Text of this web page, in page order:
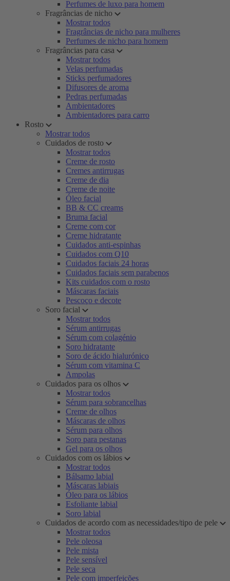
Perfumes de luxo para homem
Fragrâncias de nicho
Mostrar todos
Fragrâncias de nicho para mulheres
Perfumes de nicho para homem
Fragrâncias para casa
Mostrar todos
Velas perfumadas
Sticks perfumadores
Difusores de aroma
Pedras perfumadas
Ambientadores
Ambientadores para carro
Rosto
Mostrar todos
Cuidados de rosto
Mostrar todos
Creme de rosto
Cremes antirrugas
Creme de dia
Creme de noite
Óleo facial
BB & CC creams
Bruma facial
Creme com cor
Creme hidratante
Cuidados anti-espinhas
Cuidados com Q10
Cuidados faciais 24 horas
Cuidados faciais sem parabenos
Kits cuidados com o rosto
Máscaras faciais
Pescoço e decote
Soro facial
Mostrar todos
Sérum antirrugas
Sérum com colagénio
Soro hidratante
Soro de ácido hialurónico
Sérum com vitamina C
Ampolas
Cuidados para os olhos
Mostrar todos
Sérum para sobrancelhas
Creme de olhos
Máscaras de olhos
Sérum para olhos
Soro para pestanas
Gel para os olhos
Cuidados com os lábios
Mostrar todos
Bálsamo labial
Máscaras labiais
Óleo para os lábios
Esfoliante labial
Soro labial
Cuidados de acordo com as necessidades/tipo de pele
Mostrar todos
Pele oleosa
Pele mista
Pele sensível
Pele seca
Pele com imperfeições